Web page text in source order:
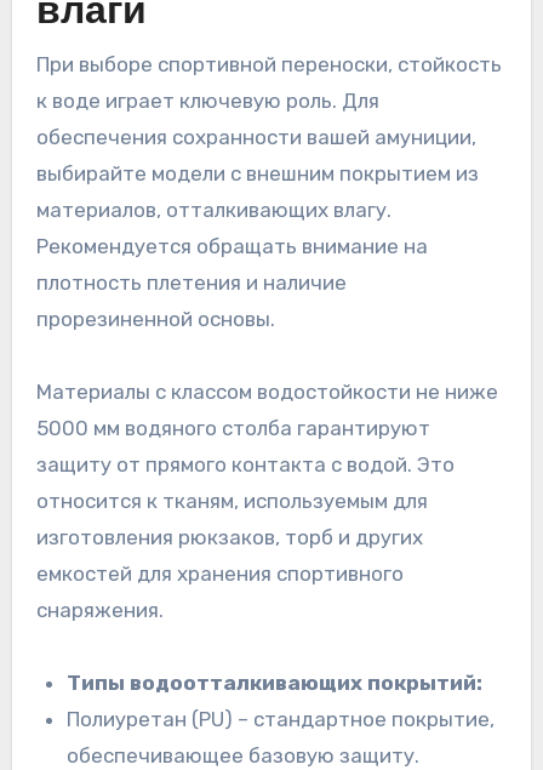
влаги
При выборе спортивной переноски, стойкость
к воде играет ключевую роль. Для
обеспечения сохранности вашей амуниции,
выбирайте модели с внешним покрытием из
материалов, отталкивающих влагу.
Рекомендуется обращать внимание на
плотность плетения и наличие
прорезиненной основы.
Материалы с классом водостойкости не ниже
5000 мм водяного столба гарантируют
защиту от прямого контакта с водой. Это
относится к тканям, используемым для
изготовления рюкзаков, торб и других
емкостей для хранения спортивного
снаряжения.
Типы водоотталкивающих покрытий:
Полиуретан (PU) – стандартное покрытие,
обеспечивающее базовую защиту.